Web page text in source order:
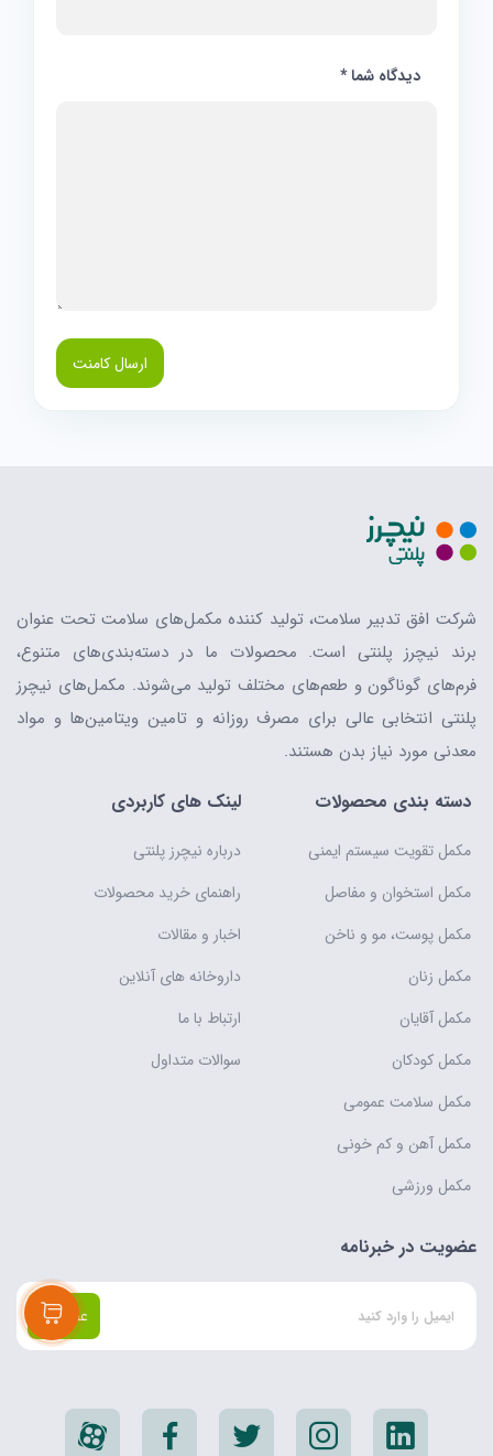
دیدگاه شما*
ارسال کامنت
شرکت افق تدبیر سلامت، تولید کننده مکمل‌های سلامت تحت عنوان
برند نیچرز پلنتی است. محصولات ما در دسته‌بندی‌های متنوع،
فرم‌های گوناگون و طعم‌های مختلف تولید می‌شوند. مکمل‌های نیچرز
پلنتی انتخابی عالی برای مصرف روزانه و تامین ویتامین‌ها و مواد
معدنی مورد نیاز بدن هستند.
دسته بندی محصولات
مکمل تقویت سیستم ایمنی
مکمل استخوان و مفاصل
مکمل پوست، مو و ناخن
مکمل زنان
مکمل آقایان
مکمل کودکان
مکمل سلامت عمومی
مکمل آهن و کم خونی
مکمل ورزشی
لینک های کاربردی
درباره نیچرز پلنتی
راهنمای خرید محصولات
اخبار و مقالات
داروخانه های آنلاین
ارتباط با ما
سوالات متداول
عضویت در خبرنامه
عضویت